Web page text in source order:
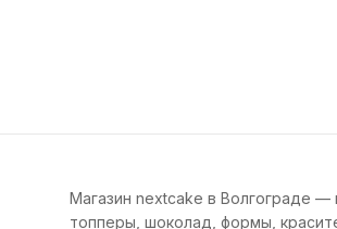
Магазин nextcake в Волгограде
топперы, шоколад, формы,